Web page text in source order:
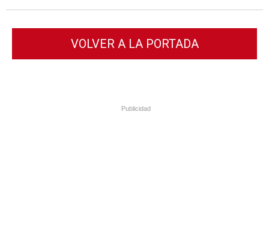
VOLVER A LA PORTADA
Publicidad